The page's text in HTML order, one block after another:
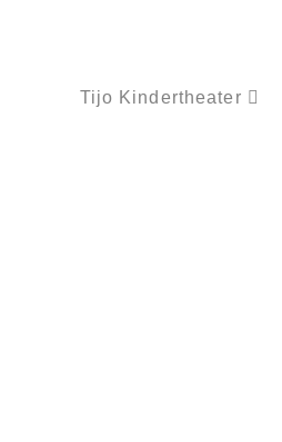
Tijo Kindertheater